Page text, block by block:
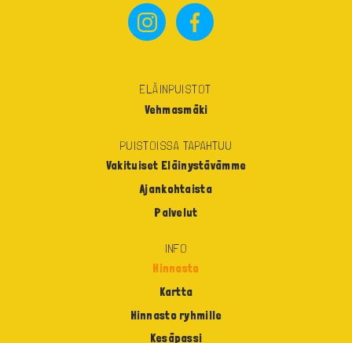
ELÄINPUISTOT
Vehmasmäki
PUISTOISSA TAPAHTUU
Vakituiset Eläinystävämme
Ajankohtaista
Palvelut
INFO
Hinnasto
Kartta
Hinnasto ryhmille
Kesäpassi